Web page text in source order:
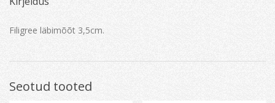
Filigree läbimõõt 3,5cm.
Seotud tooted